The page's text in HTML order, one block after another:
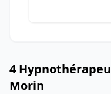
4
Morin